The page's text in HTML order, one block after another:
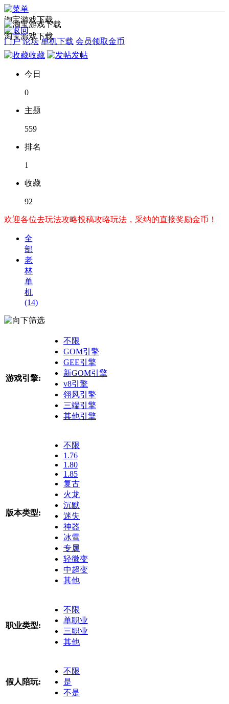
淘宝游戏下载
门户 论坛 单机下载 会员领取金币
淘宝游戏下载
收藏 发帖
今日
0
主题
559
排名
1
收藏
92
欢迎各位去玩法攻略投稿攻略玩法，采纳的直接奖励金币！
全
部
老
林
单
机
(14)
筛选
游戏引擎:
不限
GOM引擎
GEE引擎
新GOM引擎
v8引擎
翎风引擎
三端引擎
其他引擎
版本类型:
不限
1.76
1.80
1.85
复古
火龙
沉默
迷失
神器
冰雪
专属
轻微变
中超变
其他
职业类型:
不限
单职业
三职业
其他
假人陪玩:
不限
是
不是